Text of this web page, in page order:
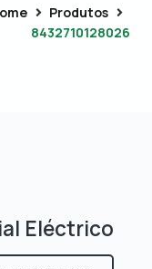
Produtos
8432710128026
Eléctrico